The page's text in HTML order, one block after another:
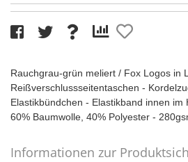
Rauchgrau-grün meliert / Fox Logos in
Reißverschlussseitentaschen -
Elastikbündchen - Elastikband innen im
60% Baumwolle, 40% Polyester -
Informationen zur